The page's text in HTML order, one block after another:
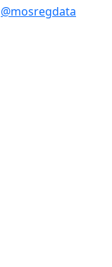
@mosregdata